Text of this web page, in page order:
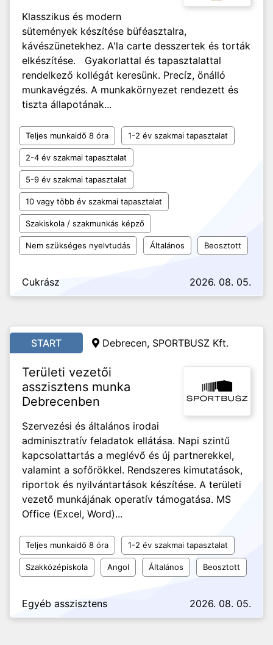
Klasszikus és modern
sütemények készítése büféasztalra,
kávészünetekhez. A'la carte desszertek és torták
elkészítése. Gyakorlattal és tapasztalattal
rendelkező kollégát keresünk. Precíz, önálló
munkavégzés. A munkakörnyezet rendezett és
tiszta állapotának...
Teljes munkaidő 8 óra 1-2 év szakmai tapasztalat
2-4 év szakmai tapasztalat
5-9 év szakmai tapasztalat
10 vagy több év szakmai tapasztalat
Szakiskola / szakmunkás képző
Nem szükséges nyelvtudás Általános Beosztott
Cukrász 2026. 08. 05.
START Debrecen, SPORTBUSZ Kft.
Területi vezetői
asszisztens munka
Debrecenben
Szervezési és általános irodai
adminisztratív feladatok ellátása. Napi szintű
kapcsolattartás a meglévő és új partnerekkel,
valamint a sofőrökkel. Rendszeres kimutatások,
riportok és nyilvántartások készítése. A területi
vezető munkájának operatív támogatása. MS
Office (Excel, Word)...
Teljes munkaidő 8 óra 1-2 év szakmai tapasztalat
Szakközépiskola Angol Általános Beosztott
Egyéb asszisztens 2026. 08. 05.